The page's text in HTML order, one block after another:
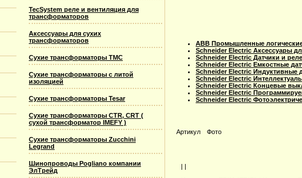
TecSystem реле и вентиляция для
трансформаторов
Аксессуары для сухих
трансформаторов
Сухие трансформаторы TMC
Сухие трансформаторы с литой
изоляцией
Сухие трансформаторы Tesar
Сухие трансформаторы CTR, CRT (
сухой трансформатор IMEFY )
Сухие трансформаторы Zucchini
Legrand
Шинопроводы Pogliano компании
ЭлТрейд
ABB Промышленные
Schneider Electric Аксессуары
Schneider Electric Датчики и
Schneider Electric Емкостные
Schneider Electric Индуктивные
Schneider Electric
Schneider Electric Концевые
Schneider Electric
Schneider Electric
Артикул Фото
| |